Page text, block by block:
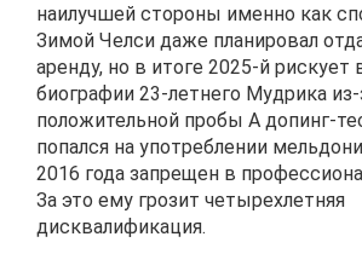
наилучшей стороны именно как
Зимой Челси даже планировал
аренду, но в итоге 2025-й рискует
биографии 23-летнего Мудрика из-
положительной пробы А допинг-
попался на употреблении
2016 года запрещен в
За это ему грозит четырехлетняя
дисквалификация.